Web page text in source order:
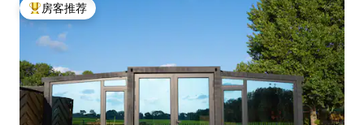
热门「房客推荐」
房客推荐